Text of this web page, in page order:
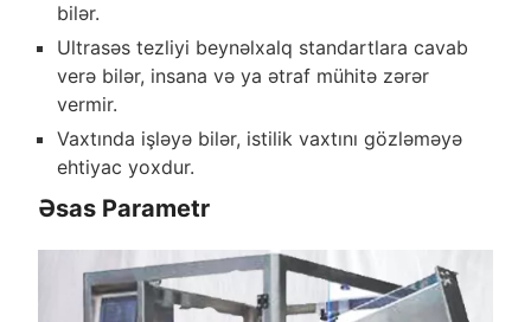
bilər.
Ultrasəs tezliyi beynəlxalq standartlara cavab
verə bilər, insana və ya ətraf mühitə zərər
vermir.
Vaxtında işləyə bilər, istilik vaxtını gözləməyə
ehtiyac yoxdur.
Əsas Parametr